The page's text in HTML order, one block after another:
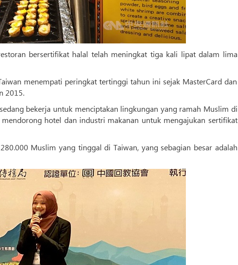
bersertifikat halal telah meningkat tiga kali lipat dalam lima
menempati peringkat tertinggi tahun ini sejak MasterCard dan
2015.
bekerja untuk menciptakan lingkungan yang ramah Muslim di
hotel dan industri makanan untuk mengajukan sertifikat
Muslim yang tinggal di Taiwan, yang sebagian besar adalah